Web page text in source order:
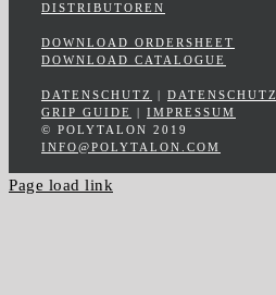
DISTRIBUTOREN
DOWNLOAD ORDERSHEET
DOWNLOAD CATALOGUE
DATENSCHUTZ
DATENSCHUTZ
GRIP GUIDE
IMPRESSUM
© POLYTALON 2019
INFO@POLYTALON.COM
Page load link